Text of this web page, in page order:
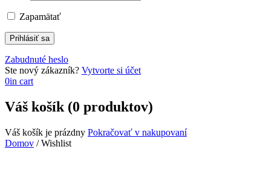
Zapamätať
Zabudnuté heslo
Ste nový zákazník? Vytvorte si účet
0in cart
Váš košík (0 produktov)
Váš košík je prázdny Pokračovať v nakupovaní
Domov / Wishlist